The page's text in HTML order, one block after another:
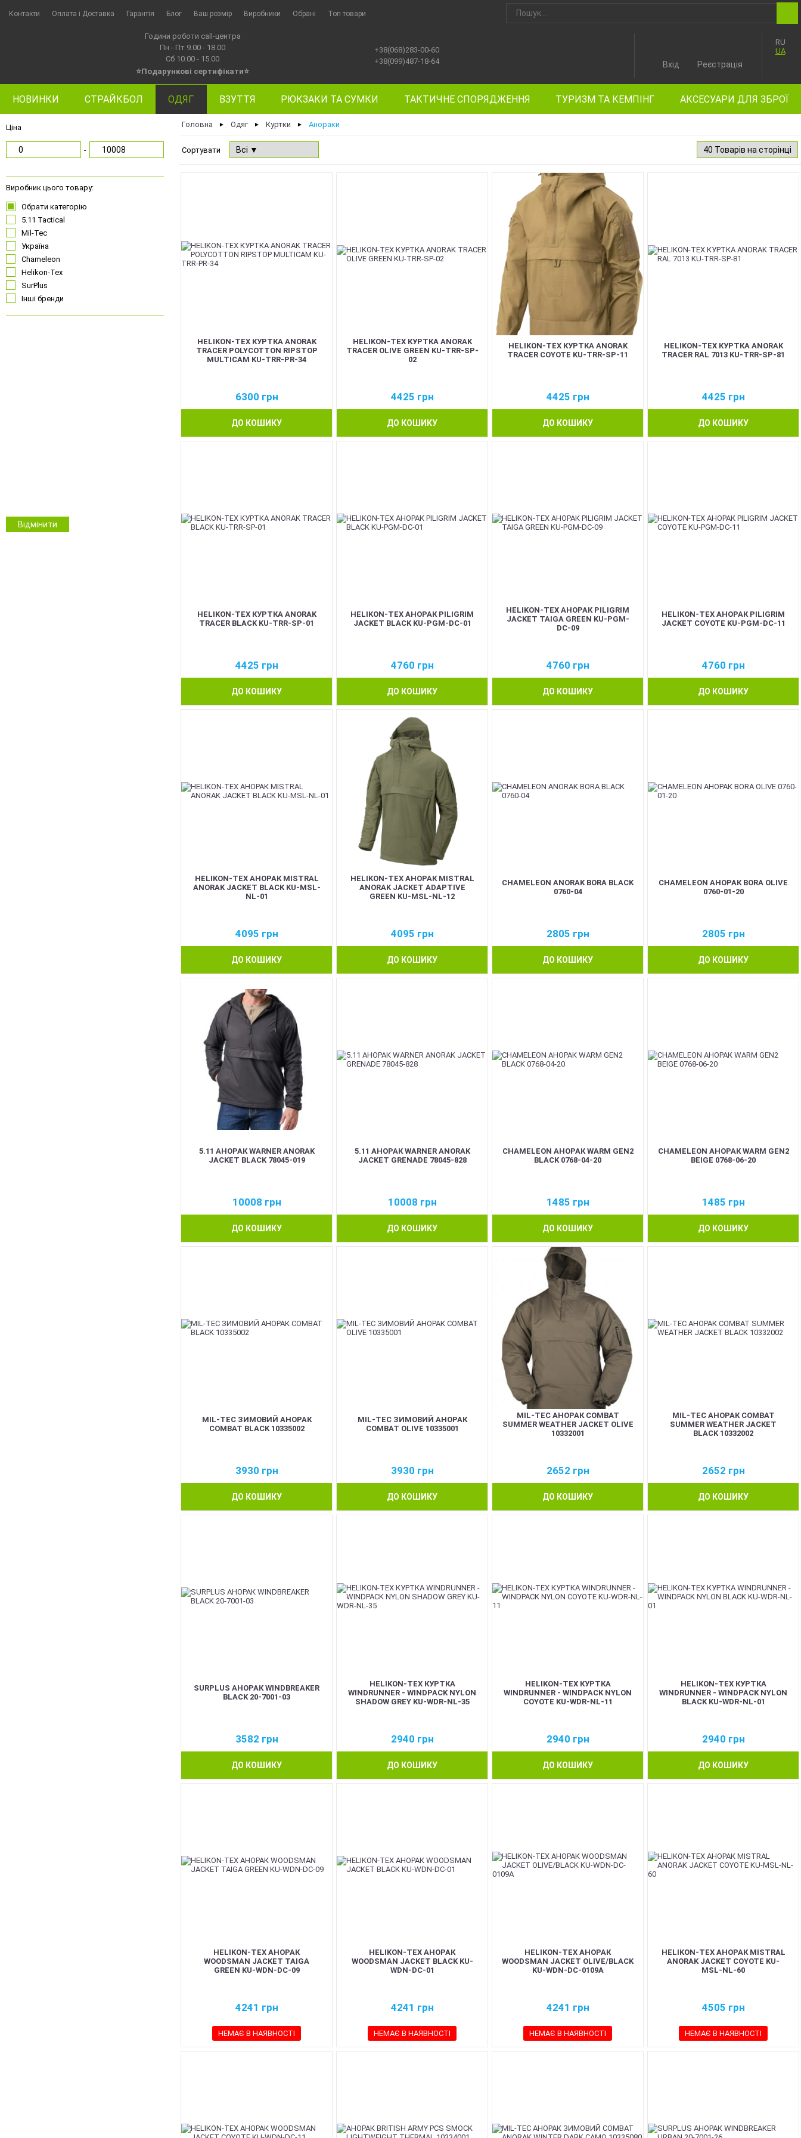
Контакти Оплата i Доставка Гарантія Блог Ваш розмір Виробники Обрані Топ товари
Години роботи call-центра
Пн - Пт 9.00 - 18.00
Сб 10.00 - 15.00
⭐Подарункові сертифікати⭐
+38(068)283-00-60
+38(099)487-18-64
RU
UA
Вхід Реєстрація
НОВИНКИ СТРАЙКБОЛ ОДЯГ ВЗУТТЯ РЮКЗАКИ ТА СУМКИ ТАКТИЧНЕ СПОРЯДЖЕННЯ ТУРИЗМ ТА КЕМПІНГ АКСЕСУАРИ ДЛЯ ЗБРОЇ
Ціна
-
Виробник цього товару:
Обрати категорію
5.11 Tactical
Mil-Tec
Україна
Chameleon
Helikon-Tex
SurPlus
Інші бренди
Зимовий камуфляж
Камуфляж
Відмінити
Головна ► Одяг ► Куртки ► Анораки
Сортувати
HELIKON-TEX КУРТКА ANORAK
TRACER POLYCOTTON RIPSTOP
MULTICAM KU-TRR-PR-34
6300 грн
ДО КОШИКУ
HELIKON-TEX КУРТКА ANORAK
TRACER OLIVE GREEN KU-TRR-SP-
02
4425 грн
ДО КОШИКУ
HELIKON-TEX КУРТКА ANORAK
TRACER COYOTE KU-TRR-SP-11
4425 грн
ДО КОШИКУ
HELIKON-TEX КУРТКА ANORAK
TRACER RAL 7013 KU-TRR-SP-81
4425 грн
ДО КОШИКУ
HELIKON-TEX КУРТКА ANORAK
TRACER BLACK KU-TRR-SP-01
4425 грн
ДО КОШИКУ
HELIKON-TEX АНОРАК PILIGRIM
JACKET BLACK KU-PGM-DC-01
4760 грн
ДО КОШИКУ
HELIKON-TEX АНОРАК PILIGRIM
JACKET TAIGA GREEN KU-PGM-
DC-09
4760 грн
ДО КОШИКУ
HELIKON-TEX АНОРАК PILIGRIM
JACKET COYOTE KU-PGM-DC-11
4760 грн
ДО КОШИКУ
HELIKON-TEX АНОРАК MISTRAL
ANORAK JACKET BLACK KU-MSL-
NL-01
4095 грн
ДО КОШИКУ
HELIKON-TEX АНОРАК MISTRAL
ANORAK JACKET ADAPTIVE
GREEN KU-MSL-NL-12
4095 грн
ДО КОШИКУ
CHAMELEON ANORAK BORA BLACK
0760-04
2805 грн
ДО КОШИКУ
CHAMELEON АНОРАК BORA OLIVE
0760-01-20
2805 грн
ДО КОШИКУ
5.11 АНОРАК WARNER ANORAK
JACKET BLACK 78045-019
10008 грн
ДО КОШИКУ
5.11 АНОРАК WARNER ANORAK
JACKET GRENADE 78045-828
10008 грн
ДО КОШИКУ
CHAMELEON АНОРАК WARM GEN2
BLACK 0768-04-20
1485 грн
ДО КОШИКУ
CHAMELEON АНОРАК WARM GEN2
BEIGE 0768-06-20
1485 грн
ДО КОШИКУ
MIL-TEC ЗИМОВИЙ АНОРАК
COMBAT BLACK 10335002
3930 грн
ДО КОШИКУ
MIL-TEC ЗИМОВИЙ АНОРАК
COMBAT OLIVE 10335001
3930 грн
ДО КОШИКУ
MIL-TEC АНОРАК COMBAT
SUMMER WEATHER JACKET OLIVE
10332001
2652 грн
ДО КОШИКУ
MIL-TEC АНОРАК COMBAT
SUMMER WEATHER JACKET
BLACK 10332002
2652 грн
ДО КОШИКУ
SURPLUS АНОРАК WINDBREAKER
BLACK 20-7001-03
3582 грн
ДО КОШИКУ
HELIKON-TEX КУРТКА
WINDRUNNER - WINDPACK NYLON
SHADOW GREY KU-WDR-NL-35
2940 грн
ДО КОШИКУ
HELIKON-TEX КУРТКА
WINDRUNNER - WINDPACK NYLON
COYOTE KU-WDR-NL-11
2940 грн
ДО КОШИКУ
HELIKON-TEX КУРТКА
WINDRUNNER - WINDPACK NYLON
BLACK KU-WDR-NL-01
2940 грн
ДО КОШИКУ
HELIKON-TEX АНОРАК
WOODSMAN JACKET TAIGA
GREEN KU-WDN-DC-09
4241 грн
НЕМАЄ В НАЯВНОСТІ
HELIKON-TEX АНОРАК
WOODSMAN JACKET BLACK KU-
WDN-DC-01
4241 грн
НЕМАЄ В НАЯВНОСТІ
HELIKON-TEX АНОРАК
WOODSMAN JACKET OLIVE/BLACK
KU-WDN-DC-0109A
4241 грн
НЕМАЄ В НАЯВНОСТІ
HELIKON-TEX АНОРАК MISTRAL
ANORAK JACKET COYOTE KU-
MSL-NL-60
4505 грн
НЕМАЄ В НАЯВНОСТІ